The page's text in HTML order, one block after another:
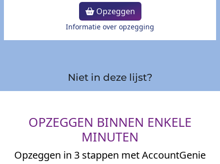
Opzeggen
Informatie over opzegging
Niet in deze lijst?
OPZEGGEN BINNEN ENKELE
MINUTEN
Opzeggen in 3 stappen met AccountGenie